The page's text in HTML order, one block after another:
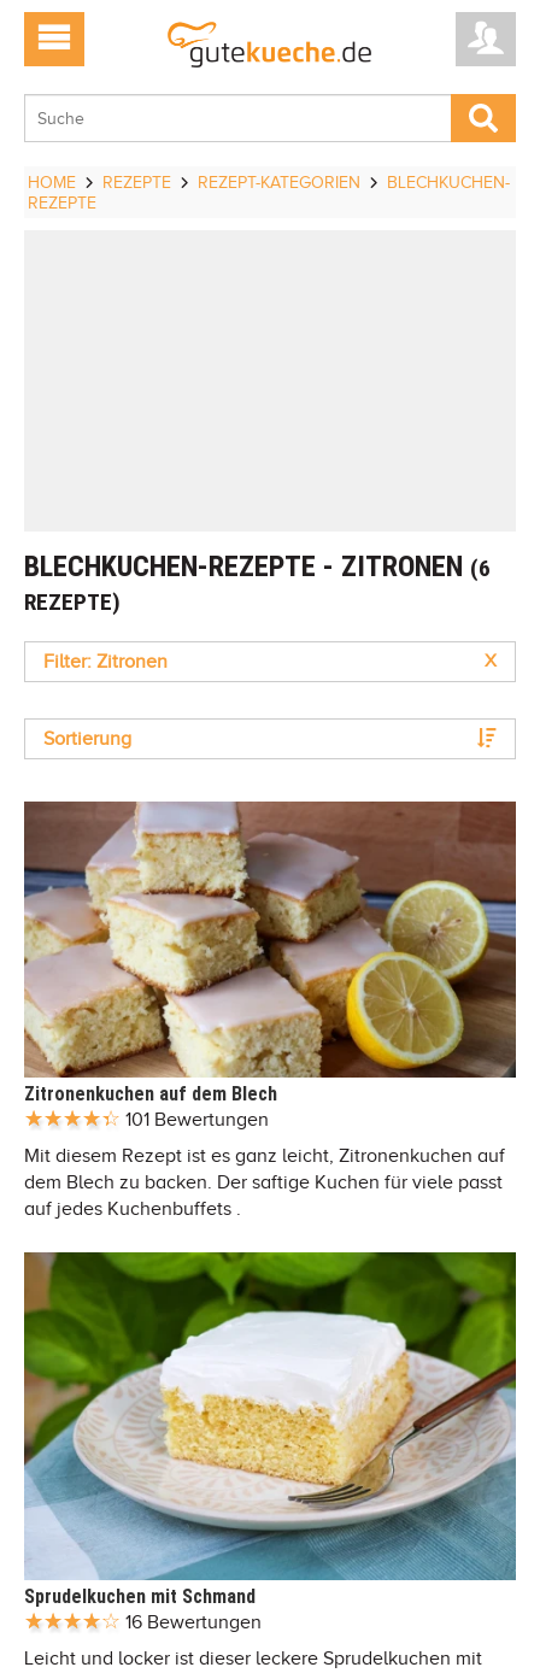
HOME REZEPTE REZEPT-KATEGORIEN
BLECHKUCHEN-
REZEPTE
BLECHKUCHEN-REZEPTE - ZITRONEN (6
REZEPTE)
Filter: Zitronen X
Sortierung
Zitronenkuchen auf dem Blech
101 Bewertungen
Mit diesem Rezept ist es ganz leicht, Zitronenkuchen auf
dem Blech zu backen. Der saftige Kuchen für viele passt
auf jedes Kuchenbuffets .
Sprudelkuchen mit Schmand
16 Bewertungen
Leicht und locker ist dieser leckere Sprudelkuchen mit